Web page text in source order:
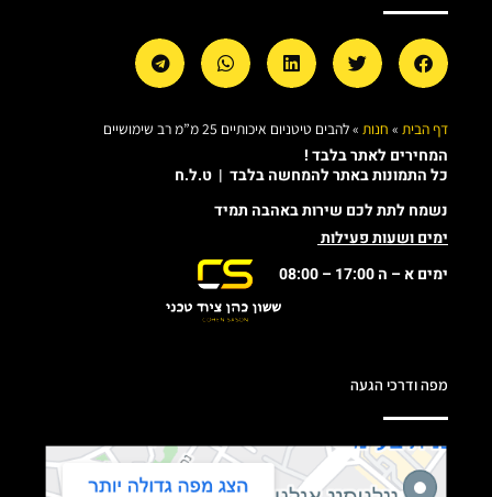
דף הבית » חנות »להבים טיטניום איכותיים 25 מ”מ רב שימושיים
המחירים לאתר בלבד !
כל התמונות באתר להמחשה בלבד | ט.ל.ח
נשמח לתת לכם שירות באהבה תמיד
ימים ושעות פעילות
ימים א – ה 17:00 – 08:00
מפה ודרכי הגעה